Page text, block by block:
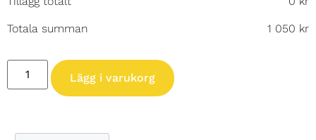
Totala summan 1 050 kr
Lägg i varukorg